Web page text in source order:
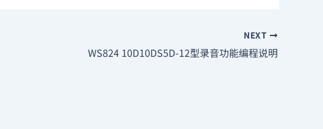
NEXT
WS824 10D10DS5D-12型录音功能编程说明